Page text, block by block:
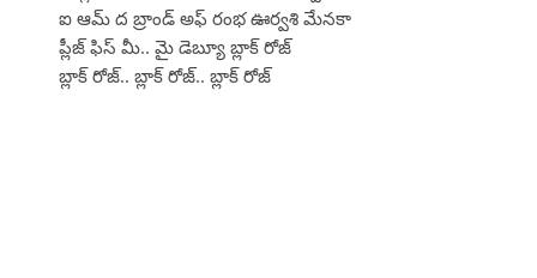
ఐ ఆమ్ ద బ్రాండ్ అఫ్ రంభ ఊర్వశి మేనకా
ప్లీజ్ ఫిస్ మీ.. మై డెబ్యూ బ్లాక్ రోజ్
బ్లాక్ రోజ్.. బ్లాక్ రోజ్.. బ్లాక్ రోజ్